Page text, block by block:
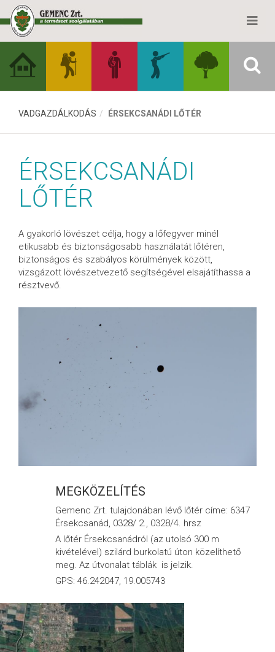
VADGAZDÁLKODÁS ÉRSEKCSANÁDI LŐTÉR
ÉRSEKCSANÁDI
LŐTÉR
A gyakorló lövészet célja, hogy a lőfegyver minél
etikusabb és biztonságosabb használatát lőtéren,
biztonságos és szabályos körülmények között,
vizsgázott lövészetvezető segítségével elsajátíthassa a
résztvevő.
MEGKÖZELÍTÉS
Gemenc Zrt. tulajdonában lévő lőtér címe: 6347
Érsekcsanád, 0328/ 2., 0328/4. hrsz
A lőtér Érsekcsanádról (az utolsó 300 m
kivételével) szilárd burkolatú úton közelíthető
meg. Az útvonalat táblák is jelzik.
GPS: 46.242047, 19.005743